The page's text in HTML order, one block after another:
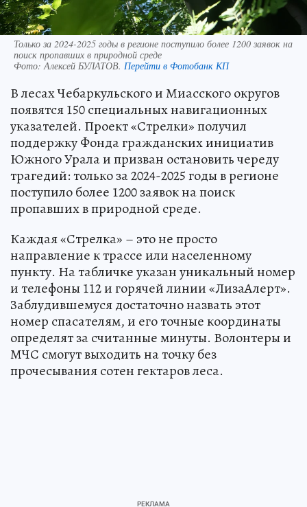
Только за 2024-2025 годы в регионе поступило более 1200 заявок на
поиск пропавших в природной среде
Фото:Алексей БУЛАТОВ. Перейти в Фотобанк КП
В лесах Чебаркульского и Миасского округов
появятся 150 специальных навигационных
указателей. Проект «Стрелки» получил
поддержку Фонда гражданских инициатив
Южного Урала и призван остановить череду
трагедий: только за 2024-2025 годы в регионе
поступило более 1200 заявок на поиск
пропавших в природной среде.
Каждая «Стрелка» – это не просто
направление к трассе или населенному
пункту. На табличке указан уникальный номер
и телефоны 112 и горячей линии «ЛизаАлерт».
Заблудившемуся достаточно назвать этот
номер спасателям, и его точные координаты
определят за считанные минуты. Волонтеры и
МЧС смогут выходить на точку без
прочесывания сотен гектаров леса.